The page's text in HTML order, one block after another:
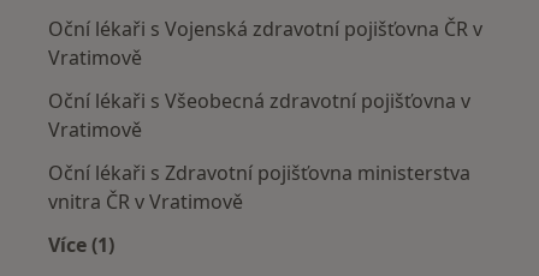
Oční lékaři s Vojenská zdravotní pojišťovna ČR v
Vratimově
Oční lékaři s Všeobecná zdravotní pojišťovna v
Vratimově
Oční lékaři s Zdravotní pojišťovna ministerstva
vnitra ČR v Vratimově
Více (1)